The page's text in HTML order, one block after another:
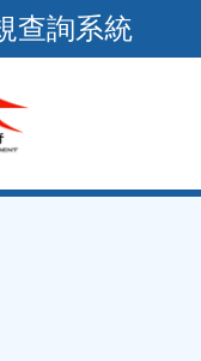
查詢系統